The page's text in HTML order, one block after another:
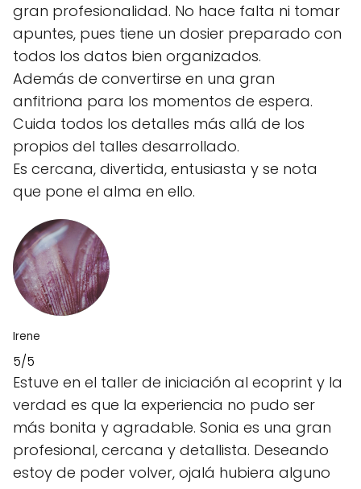
gran profesionalidad. No hace falta ni tomar
apuntes, pues tiene un dosier preparado con
todos los datos bien organizados.
Además de convertirse en una gran
anfitriona para los momentos de espera.
Cuida todos los detalles más allá de los
propios del talles desarrollado.
Es cercana, divertida, entusiasta y se nota
que pone el alma en ello.
Irene
5/5
Estuve en el taller de iniciación al ecoprint y la
verdad es que la experiencia no pudo ser
más bonita y agradable. Sonia es una gran
profesional, cercana y detallista. Deseando
estoy de poder volver, ojalá hubiera alguno